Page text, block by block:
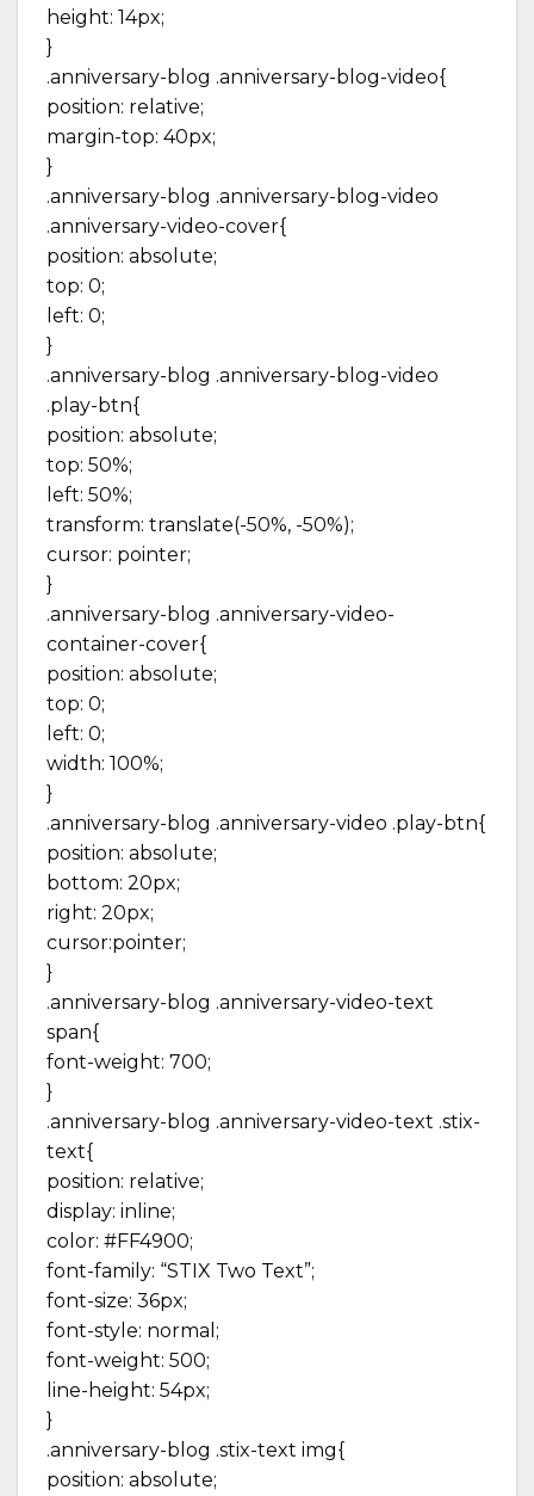
height: 14px;
}
.anniversary-blog .anniversary-blog-video{
position: relative;
margin-top: 40px;
}
.anniversary-blog .anniversary-blog-video
.anniversary-video-cover{
position: absolute;
top: 0;
left: 0;
}
.anniversary-blog .anniversary-blog-video
.play-btn{
position: absolute;
top: 50%;
left: 50%;
transform: translate(-50%, -50%);
cursor: pointer;
}
.anniversary-blog .anniversary-video-
container-cover{
position: absolute;
top: 0;
left: 0;
width: 100%;
}
.anniversary-blog .anniversary-video .play-btn{
position: absolute;
bottom: 20px;
right: 20px;
cursor:pointer;
}
.anniversary-blog .anniversary-video-text
span{
font-weight: 700;
}
.anniversary-blog .anniversary-video-text .stix-
text{
position: relative;
display: inline;
color: #FF4900;
font-family: “STIX Two Text”;
font-size: 36px;
font-style: normal;
font-weight: 500;
line-height: 54px;
}
.anniversary-blog .stix-text img{
position: absolute;